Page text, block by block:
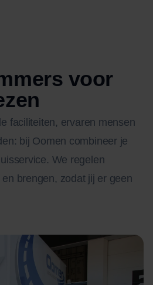
voor
faciliteiten, ervaren mensen
bij Oomen combineer je
We regelen
brengen, zodat jij er geen